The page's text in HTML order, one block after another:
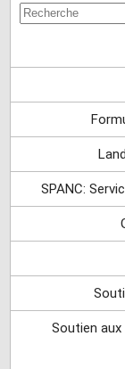
Rechercher
SPANC:
Soutien